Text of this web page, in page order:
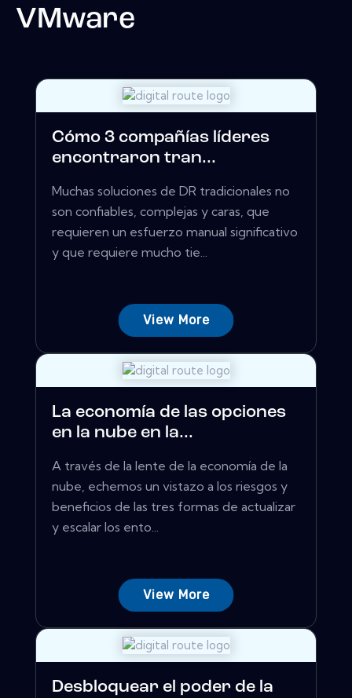
VMware
Cómo 3 compañías líderes
encontraron tran...
Muchas soluciones de DR tradicionales no
son confiables, complejas y caras, que
requieren un esfuerzo manual significativo
y que requiere mucho tie...
View More
La economía de las opciones
en la nube en la...
A través de la lente de la economía de la
nube, echemos un vistazo a los riesgos y
beneficios de las tres formas de actualizar
y escalar los ento...
View More
Desbloquear el poder de la